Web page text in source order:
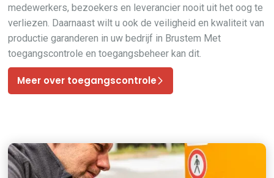
medewerkers, bezoekers en leverancier nooit uit het oog te
verliezen. Daarnaast wilt u ook de veiligheid en kwaliteit van
productie garanderen in uw bedrijf in Brustem Met
toegangscontrole en toegangsbeheer kan dit.
Meer over toegangscontrole